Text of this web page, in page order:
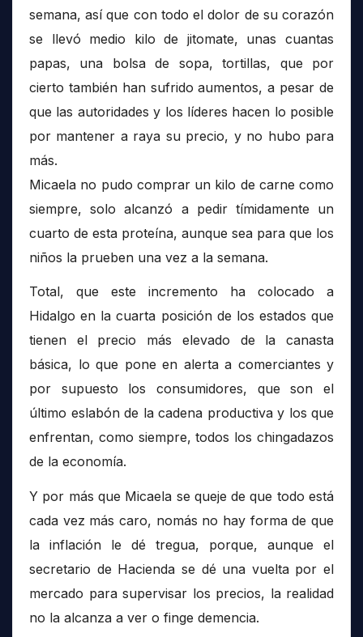
semana, así que con todo el dolor de su corazón
se llevó medio kilo de jitomate, unas cuantas
papas, una bolsa de sopa, tortillas, que por
cierto también han sufrido aumentos, a pesar de
que las autoridades y los líderes hacen lo posible
por mantener a raya su precio, y no hubo para
más.
Micaela no pudo comprar un kilo de carne como
siempre, solo alcanzó a pedir tímidamente un
cuarto de esta proteína, aunque sea para que los
niños la prueben una vez a la semana.
Total, que este incremento ha colocado a
Hidalgo en la cuarta posición de los estados que
tienen el precio más elevado de la canasta
básica, lo que pone en alerta a comerciantes y
por supuesto los consumidores, que son el
último eslabón de la cadena productiva y los que
enfrentan, como siempre, todos los chingadazos
de la economía.
Y por más que Micaela se queje de que todo está
cada vez más caro, nomás no hay forma de que
la inflación le dé tregua, porque, aunque el
secretario de Hacienda se dé una vuelta por el
mercado para supervisar los precios, la realidad
no la alcanza a ver o finge demencia.